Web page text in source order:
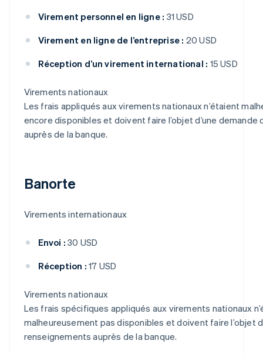
Virement personnel en ligne : 31 USD
Virement en ligne de l’entreprise : 20 USD
Réception d’un virement international : 15 USD
Virements nationaux
Les frais appliqués aux virements nationaux n’étaient
encore disponibles et doivent faire l’objet d’une
auprès de la banque.
Banorte
Virements internationaux
Envoi : 30 USD
Réception : 17 USD
Virements nationaux
Les frais spécifiques appliqués aux virements nationaux
malheureusement pas disponibles et doivent faire l’objet
renseignements auprès de la banque.